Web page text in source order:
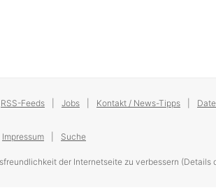
RSS-Feeds Jobs Kontakt / News-Tipps
Impressum Suche
der Internetseite zu verbessern (Details